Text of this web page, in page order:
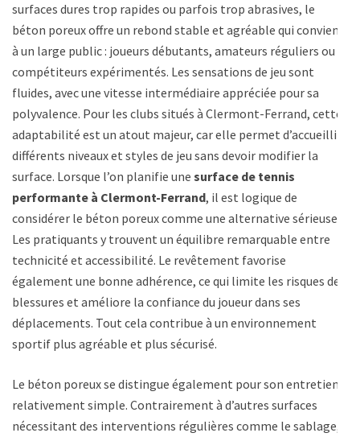
surfaces dures trop rapides ou parfois trop abrasives, le
béton poreux offre un rebond stable et agréable qui convient
à un large public : joueurs débutants, amateurs réguliers ou
compétiteurs expérimentés. Les sensations de jeu sont
fluides, avec une vitesse intermédiaire appréciée pour sa
polyvalence. Pour les clubs situés à Clermont-Ferrand, cette
adaptabilité est un atout majeur, car elle permet d’accueillir
différents niveaux et styles de jeu sans devoir modifier la
surface. Lorsque l’on planifie une surface de tennis
performante à Clermont-Ferrand, il est logique de
considérer le béton poreux comme une alternative sérieuse.
Les pratiquants y trouvent un équilibre remarquable entre
technicité et accessibilité. Le revêtement favorise
également une bonne adhérence, ce qui limite les risques de
blessures et améliore la confiance du joueur dans ses
déplacements. Tout cela contribue à un environnement
sportif plus agréable et plus sécurisé.
Le béton poreux se distingue également pour son entretien
relativement simple. Contrairement à d’autres surfaces
nécessitant des interventions régulières comme le sablage,